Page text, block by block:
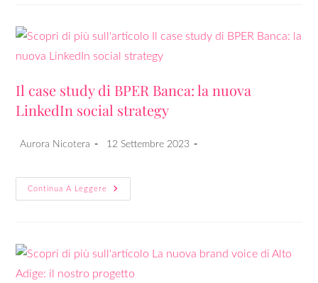
Il case study di BPER Banca: la nuova
LinkedIn social strategy
Aurora Nicotera 12 Settembre 2023
Continua A Leggere